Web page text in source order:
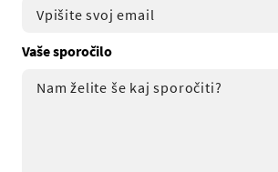
Vaše sporočilo